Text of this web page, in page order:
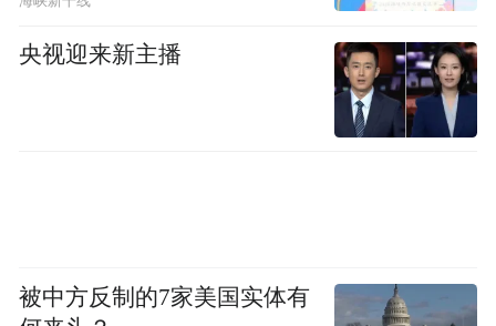
与民众借贷成本，冲击美股与实体经济，这
和特朗普一贯催促降息的诉求背道而驰。
续货币政策抉择步履维艰，全球资本市场还
将持续迎来波动考验。
央视迎来新主播
被中方反制的7家美国实体有